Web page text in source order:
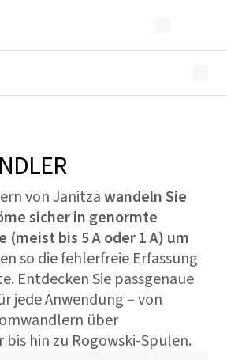
Analysatoren
von Janitzawandeln Sie
sicher in genormte
(meist bis 5 A oder 1 A) um
so die fehlerfreie Erfassung
Entdecken Sie passgenaue
jede Anwendung – von
über
hin zu Rogowski-Spulen.